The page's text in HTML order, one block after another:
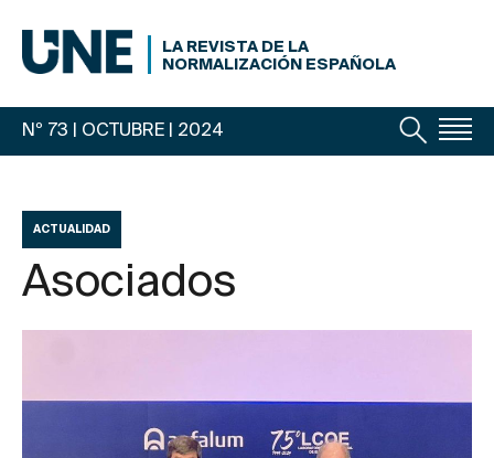
LA REVISTA DE LA
NORMALIZACIÓN ESPAÑOLA
Nº 73 | OCTUBRE | 2024
ACTUALIDAD
Asociados